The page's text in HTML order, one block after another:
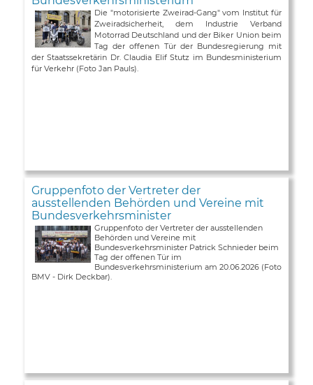
Die "motorisierte Zweirad-Gang" vom Institut für
Zweiradsicherheit, dem Industrie Verband
Motorrad Deutschland und der Biker Union beim
Tag der offenen Tür der Bundesregierung mit
der Staatssekretärin Dr. Claudia Elif Stutz im Bundesministerium
für Verkehr (Foto Jan Pauls).
Gruppenfoto der Vertreter der
ausstellenden Behörden und Vereine mit
Bundesverkehrsminister
Gruppenfoto der Vertreter der ausstellenden
Behörden und Vereine mit
Bundesverkehrsminister Patrick Schnieder beim
Tag der offenen Tür im
Bundesverkehrsministerium am 20.06.2026 (Foto
BMV - Dirk Deckbar).